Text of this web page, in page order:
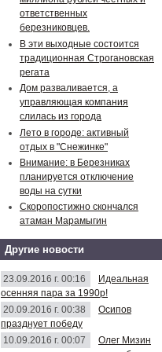
ответственных
березниковцев.
В эти выходные состоится
традиционная Строгановская
регата
Дом разваливается, а
управляющая компания
слилась из города
Лето в городе: активный
отдых в "Снежинке"
Внимание: в Березниках
планируется отключение
воды на сутки
Скоропостижно скончался
атаман Марамыгин
Другие новости
23.09.2016 г. 00:16
Идеальная
осенняя пара за 1990р!
20.09.2016 г. 00:38
Осипов
празднует победу
10.09.2016 г. 00:07
Олег Мизин